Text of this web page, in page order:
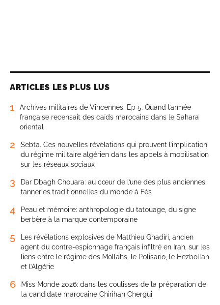
ARTICLES LES PLUS LUS
1
Archives militaires de Vincennes. Ep 5. Quand l’armée
française recensait des caïds marocains dans le Sahara
oriental
2
Sebta. Ces nouvelles révélations qui prouvent l’implication
du régime militaire algérien dans les appels à mobilisation
sur les réseaux sociaux
3
Dar Dbagh Chouara: au cœur de l’une des plus anciennes
tanneries traditionnelles du monde à Fès
4
Peau et mémoire: anthropologie du tatouage, du signe
berbère à la marque contemporaine
5
Les révélations explosives de Matthieu Ghadiri, ancien
agent du contre-espionnage français infiltré en Iran, sur les
liens entre le régime des Mollahs, le Polisario, le Hezbollah
et l’Algérie
6
Miss Monde 2026: dans les coulisses de la préparation de
la candidate marocaine Chirihan Chergui